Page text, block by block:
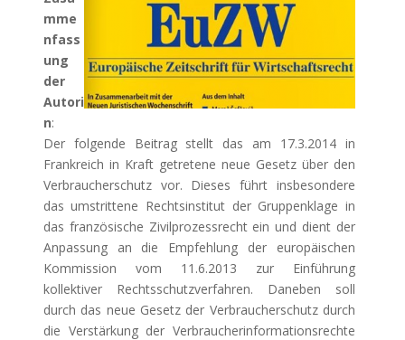
mme
nfass
ung
der
Autori
n:
Der folgende Beitrag stellt das am 17.3.2014 in
Frankreich in Kraft getretene neue Gesetz über den
Verbraucherschutz vor. Dieses führt insbesondere
das umstrittene Rechtsinstitut der Gruppenklage in
das französische Zivilprozessrecht ein und dient der
Anpassung an die Empfehlung der europäischen
Kommission vom 11.6.2013 zur Einführung
kollektiver Rechtsschutzverfahren. Daneben soll
durch das neue Gesetz der Verbraucherschutz durch
die Verstärkung der Verbraucherinformationsrechte